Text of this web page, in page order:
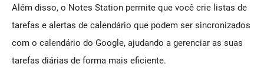
Além disso, o Notes Station permite que você crie listas de
tarefas e alertas de calendário que podem ser sincronizados
com o calendário do Google, ajudando a gerenciar as suas
tarefas diárias de forma mais eficiente.